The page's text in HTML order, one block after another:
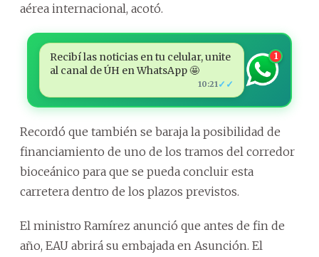
aérea internacional, acotó.
Recibí las noticias en tu celular, unite
al canal de ÚH en WhatsApp 🤩
10:21 ✓✓
1
Recordó que también se baraja la posibilidad de
financiamiento de uno de los tramos del corredor
bioceánico para que se pueda concluir esta
carretera dentro de los plazos previstos.
El ministro Ramírez anunció que antes de fin de
año, EAU abrirá su embajada en Asunción. El